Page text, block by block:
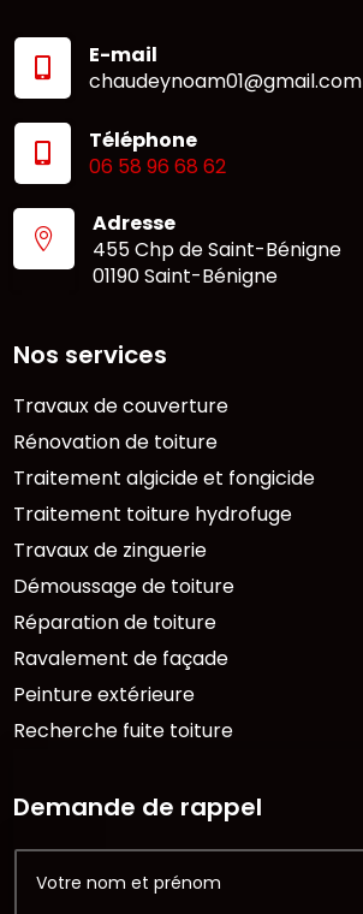

E-mail
chaudeynoam01@gmail.com

Téléphone
06 58 96 68 62

Adresse
455 Chp de Saint-Bénigne
01190 Saint-Bénigne
Nos services
Travaux de couverture
Rénovation de toiture
Traitement algicide et fongicide
Traitement toiture hydrofuge
Travaux de zinguerie
Démoussage de toiture
Réparation de toiture
Ravalement de façade
Peinture extérieure
Recherche fuite toiture
Demande de rappel